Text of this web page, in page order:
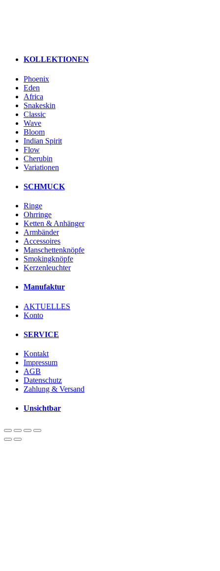
KOLLEKTIONEN
Phoenix
Eden
Africa
Snakeskin
Classic
Wave
Bloom
Indian Spirit
Flow
Cherubin
Variationen
SCHMUCK
Ringe
Ohrringe
Ketten & Anhänger
Armbänder
Accessoires
Manschettenknöpfe
Smokingknöpfe
Kerzenleuchter
Manufaktur
AKTUELLES
Konto
SERVICE
Kontakt
Impressum
AGB
Datenschutz
Zahlung & Versand
Unsichtbar